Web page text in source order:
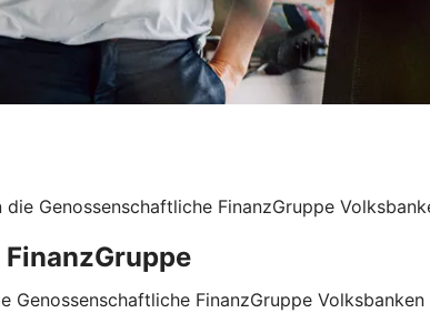
Genossenschaftliche FinanzGruppe
FinanzGruppe